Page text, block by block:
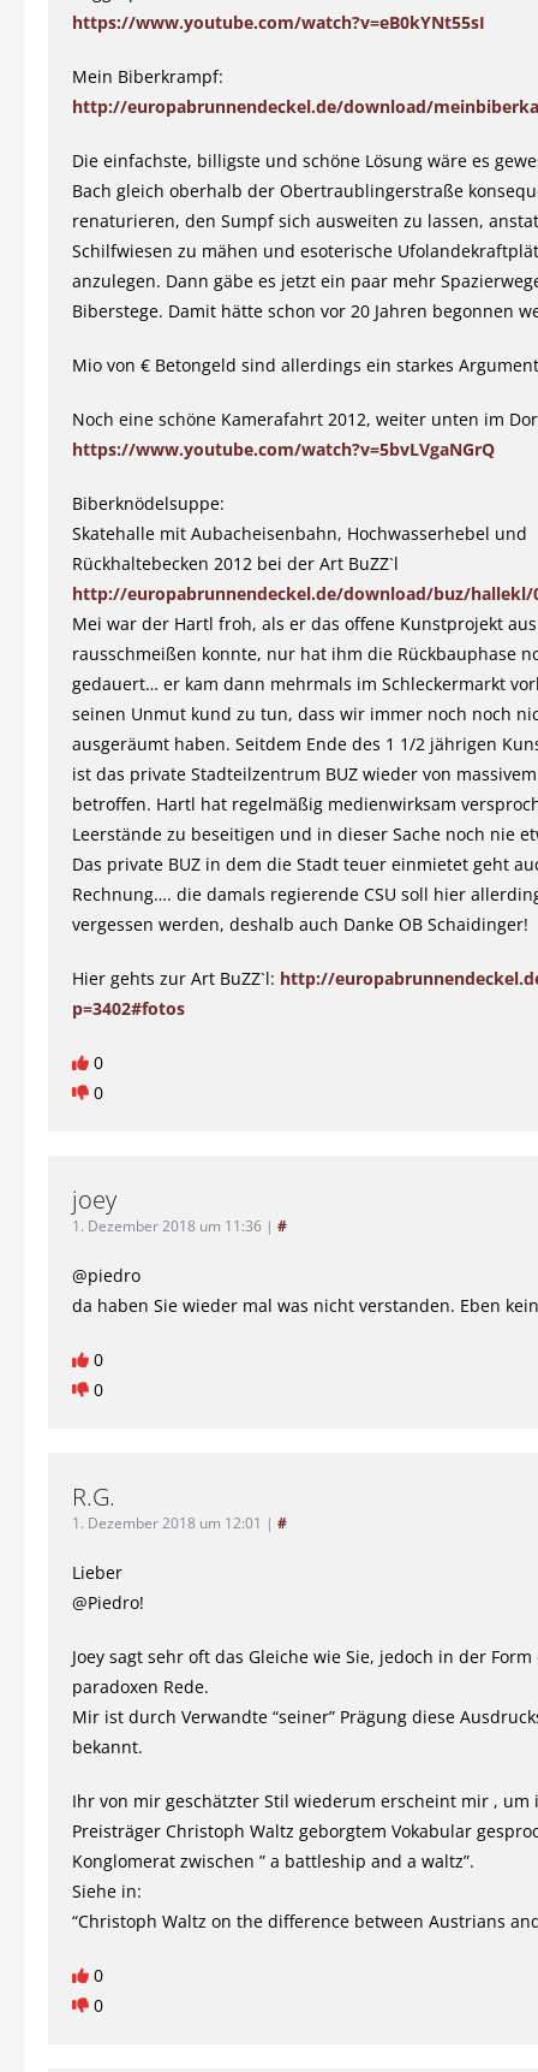
https://www.youtube.com/watch?v=eB0kYNt55sI
Mein Biberkrampf:
http://europabrunnendeckel.de/download/
Die einfachste, billigste und schöne Lösung wäre es
Bach gleich oberhalb der Obertraublingerstraße
renaturieren, den Sumpf sich ausweiten zu lassen,
Schilfwiesen zu mähen und esoterische
anzulegen. Dann gäbe es jetzt ein paar mehr
Biberstege. Damit hätte schon vor 20 Jahren begonnen
Mio von € Betongeld sind allerdings ein starkes
Noch eine schöne Kamerafahrt 2012, weiter unten im
https://www.youtube.com/watch?v=5bvLVgaNGrQ
Biberknödelsuppe:
Skatehalle mit Aubacheisenbahn, Hochwasserhebel und
Rückhaltebecken 2012 bei der Art BuZZ`l
http://europabrunnendeckel.de/download/buz/hallekl/
Mei war der Hartl froh, als er das offene Kunstprojekt
rausschmeißen konnte, nur hat ihm die Rückbauphase
gedauert… er kam dann mehrmals im Schleckermarkt
seinen Unmut kund zu tun, dass wir immer noch noch
ausgeräumt haben. Seitdem Ende des 1 1/2 jährigen
ist das private Stadteilzentrum BUZ wieder von
betroffen. Hartl hat regelmäßig medienwirksam
Leerstände zu beseitigen und in dieser Sache noch nie
Das private BUZ in dem die Stadt teuer einmietet geht
Rechnung…. die damals regierende CSU soll hier
vergessen werden, deshalb auch Danke OB Schaidinger!
Hier gehts zur Art BuZZ`l: http://
p=3402#fotos
0
0
joey
1. Dezember 2018 um 11:36 | #
@piedro
da haben Sie wieder mal was nicht verstanden. Eben
0
0
R.G.
1. Dezember 2018 um 12:01 | #
Lieber
@Piedro!
Joey sagt sehr oft das Gleiche wie Sie, jedoch in der Form
paradoxen Rede.
Mir ist durch Verwandte “seiner” Prägung diese
bekannt.
Ihr von mir geschätzter Stil wiederum erscheint mir , um
Preisträger Christoph Waltz geborgtem Vokabular
Konglomerat zwischen ” a battleship and a waltz”.
Siehe in:
“Christoph Waltz on the difference between Austrians
0
0